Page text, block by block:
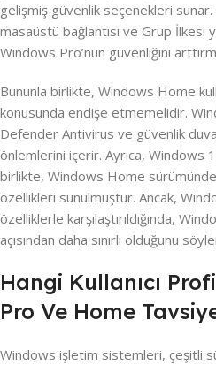
gelişmiş güvenlik seçenekleri
masaüstü bağlantısı ve Grup İlkesi
Windows Pro’nun güvenliğini
Bununla birlikte, Windows Home
konusunda endişe etmemelidir.
Defender Antivirus ve güvenlik
önlemlerini içerir. Ayrıca, Windows
birlikte, Windows Home
özellikleri sunulmuştur. Ancak,
özelliklerle karşılaştırıldığında,
açısından daha sınırlı olduğunu
Hangi Kullanıcı
Pro Ve Home
Windows işletim sistemleri, çeşitli